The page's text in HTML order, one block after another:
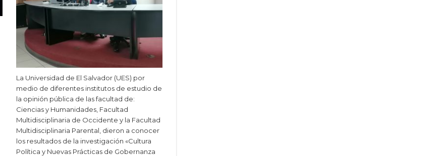
La Universidad de El Salvador (UES) por
medio de diferentes institutos de estudio de
la opinión pública de las facultad de:
Ciencias y Humanidades, Facultad
Multidisciplinaria de Occidente y la Facultad
Multidisciplinaria Parental, dieron a conocer
los resultados de la investigación «Cultura
Política y Nuevas Prácticas de Gobernanza